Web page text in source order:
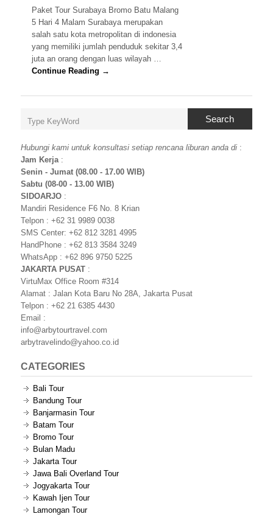
Paket Tour Surabaya Bromo Batu Malang
5 Hari 4 Malam Surabaya merupakan
salah satu kota metropolitan di indonesia
yang memiliki jumlah penduduk sekitar 3,4
juta an orang dengan luas wilayah …
Continue Reading →
Search
Hubungi kami untuk konsultasi setiap rencana liburan anda di :
Jam Kerja:
Senin - Jumat (08.00 - 17.00 WIB)
Sabtu (08-00 - 13.00 WIB)
SIDOARJO :
Mandiri Residence F6 No. 8 Krian
Telpon : +62 31 9989 0038
SMS Center: +62 812 3281 4995
HandPhone : +62 813 3584 3249
WhatsApp : +62 896 9750 5225
JAKARTA PUSAT :
VirtuMax Office Room #314
Alamat : Jalan Kota Baru No 28A, Jakarta Pusat
Telpon : +62 21 6385 4430
Email :
info@arbytourtravel.com
arbytravelindo@yahoo.co.id
CATEGORIES
Bali Tour
Bandung Tour
Banjarmasin Tour
Batam Tour
Bromo Tour
Bulan Madu
Jakarta Tour
Jawa Bali Overland Tour
Jogyakarta Tour
Kawah Ijen Tour
Lamongan Tour